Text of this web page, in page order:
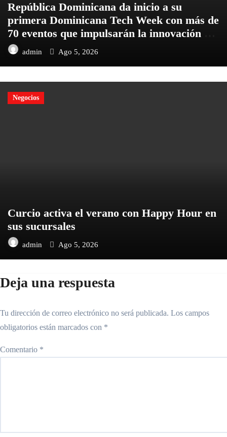
República Dominicana da inicio a su
primera Dominicana Tech Week con más de
70 eventos que impulsarán la innovación del
país admin Ago 5, 2026
Negocios
Curcio activa el verano con Happy Hour en
sus sucursales
admin Ago 5, 2026
Deja una respuesta
Tu dirección de correo electrónico no será publicada. Los campos
obligatorios están marcados con *
Comentario *